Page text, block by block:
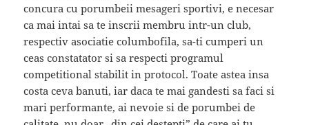
concura cu porumbeii mesageri sportivi, e necesar
ca mai intai sa te inscrii membru intr-un club,
respectiv asociatie columbofila, sa-ti cumperi un
ceas constatator si sa respecti programul
competitional stabilit in protocol. Toate astea insa
costa ceva banuti, iar daca te mai gandesti sa faci si
mari performante, ai nevoie si de porumbei de